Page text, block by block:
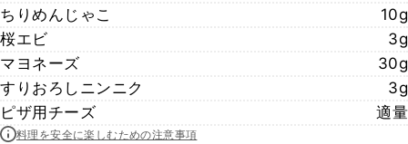
ちりめんじゃこ
10g
桜エビ
3g
マヨネーズ
30g
すりおろしニンニク
3g
ピザ用チーズ
適量
料理を安全に楽しむための注意事項